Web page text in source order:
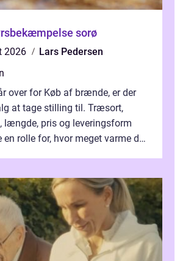
sorø
2026
Lars Pedersen
over for Køb af brænde, er der
at tage stilling til. Træsort,
længde, pris og leveringsform
en rolle for, hvor meget varme du